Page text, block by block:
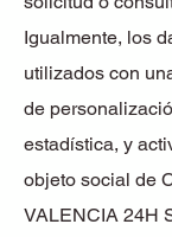
Igualmente, los
utilizados con
de
estadística, y
objeto social de
VALENCIA 24H